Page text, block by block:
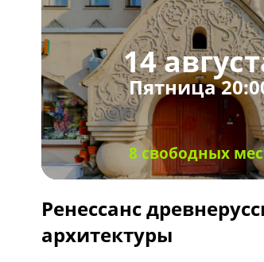
14
Пятница
8 свободных
Ренессанс
архитектуры